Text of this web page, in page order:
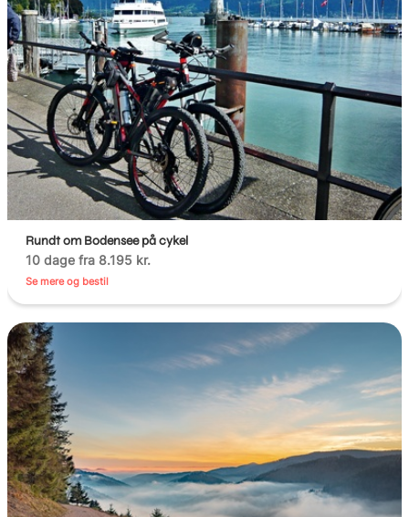
Rundt om Bodensee på cykel
10 dage fra 8.195 kr.
Se mere og bestil